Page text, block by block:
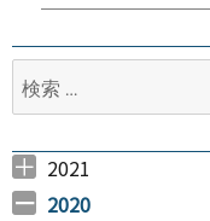
シ
ョ
ン
索:
2021
2021年4月 （
2021年3月 （
2021年2月 （
2021年1月 （
2020